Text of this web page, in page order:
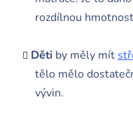
rozdílnou
Děti by měly mít
tělo mělo
vývin.